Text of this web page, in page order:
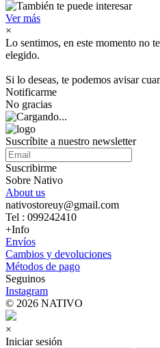
Ver más
×
Lo sentimos, en este momento no
elegido.
Si lo deseas, te podemos avisar
Notificarme
No gracias
Suscríbite a nuestro newsletter
Suscribirme
Sobre Nativo
About us
nativostoreuy@gmail.com
Tel : 099242410
+Info
Envíos
Cambios y devoluciones
Métodos de pago
Seguinos
Instagram
© 2026 NATIVO
×
Iniciar sesión